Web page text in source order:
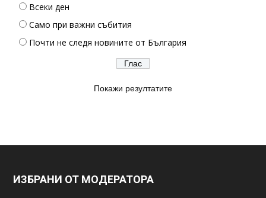
Всеки ден
Само при важни събития
Почти не следя новините от България
Покажи резултатите
ИЗБРАНИ ОТ МОДЕРАТОРА